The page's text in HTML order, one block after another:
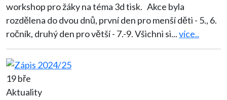
workshop pro žáky na téma 3d tisk. Akce byla
rozdělena do dvou dnů, první den pro menší děti - 5., 6.
ročník, druhý den pro větší - 7.-9. Všichni si...více..
19 bře
Aktuality